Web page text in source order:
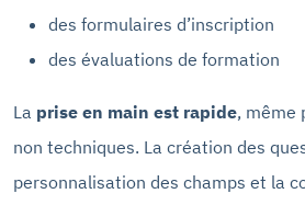
des formulaires d’inscription
des évaluations de formation
La prise en main est rapide, même
non techniques. La création des
personnalisation des champs et la